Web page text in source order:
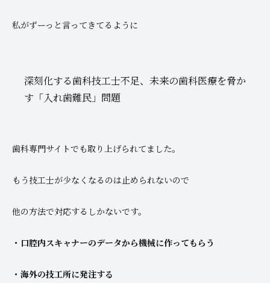
私がずーっと言ってきてるように
深刻化する歯科技工士不足、未来の歯科医療を脅か
す「入れ歯難民」問題
歯科専門サイトでも取り上げられてました。
もう技工士が少なくなるのは止められないので
他の方法で対応するしかないです。
・口腔内スキャナーのデータから機械に作ってもらう
・海外の技工所に発注する